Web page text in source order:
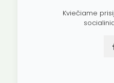
Kviečiame